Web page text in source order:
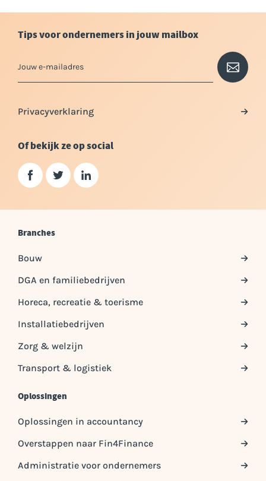
Tips voor ondernemers in jouw mailbox
Privacyverklaring
Of bekijk ze op social
Branches
Bouw
DGA en familiebedrijven
Horeca, recreatie & toerisme
Installatiebedrijven
Zorg & welzijn
Transport & logistiek
Oplossingen
Oplossingen in accountancy
Overstappen naar Fin4Finance
Administratie voor ondernemers